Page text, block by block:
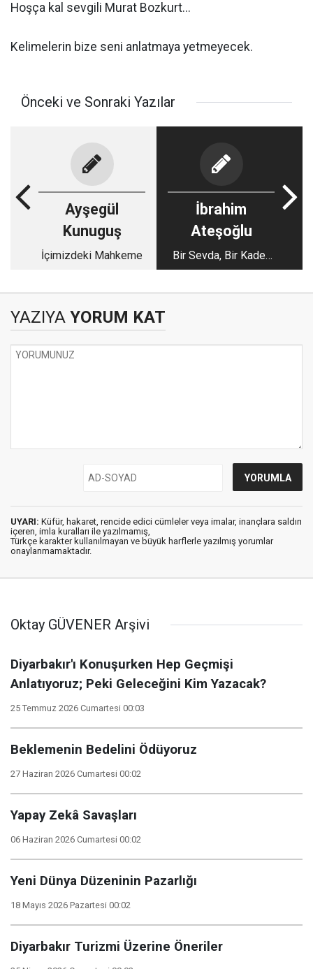
Hoşça kal sevgili Murat Bozkurt...
Kelimelerin bize seni anlatmaya yetmeyecek.
Önceki ve Sonraki Yazılar
Ayşegül
Kunuguş
İçimizdeki Mahkeme
İbrahim
Ateşoğlu
Bir Sevda, Bir Kader,
Bir Diyarbakır
YAZIYA YORUM KAT
UYARI: Küfür, hakaret, rencide edici cümleler veya imalar, inançlara saldırı
içeren, imla kuralları ile yazılmamış,
Türkçe karakter kullanılmayan ve büyük harflerle yazılmış yorumlar
onaylanmamaktadır.
Oktay GÜVENER Arşivi
Diyarbakır'ı Konuşurken Hep Geçmişi
Anlatıyoruz; Peki Geleceğini Kim Yazacak?
25 Temmuz 2026 Cumartesi 00:03
Beklemenin Bedelini Ödüyoruz
27 Haziran 2026 Cumartesi 00:02
Yapay Zekâ Savaşları
06 Haziran 2026 Cumartesi 00:02
Yeni Dünya Düzeninin Pazarlığı
18 Mayıs 2026 Pazartesi 00:02
Diyarbakır Turizmi Üzerine Öneriler